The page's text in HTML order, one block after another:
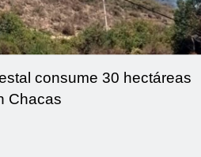
consume 30 hectáreas
Chacas